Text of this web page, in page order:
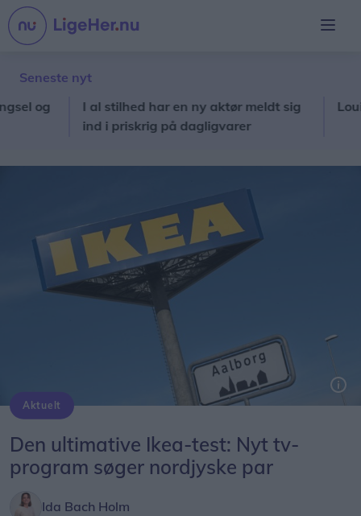
Seneste nyt
og
I al stilhed har en ny aktør meldt sig
ind i priskrig på dagligvarer
Louise
Aktuelt
Den ultimative Ikea-test: Nyt tv-
program søger nordjyske par
Ida Bach Holm